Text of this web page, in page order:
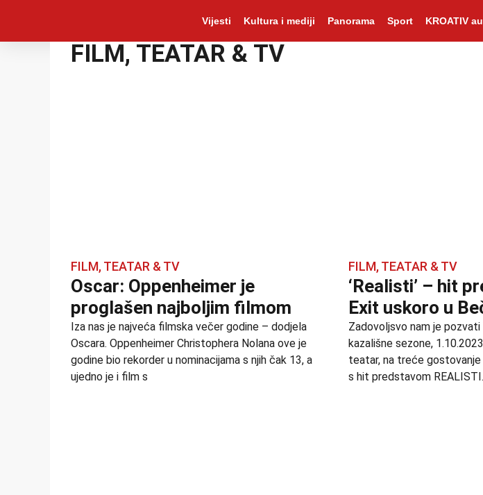
Vijesti Kultura i mediji Panorama Sport KROATIV
FILM, TEATAR & TV
FILM, TEATAR & TV
Oscar: Oppenheimer je
proglašen najboljim filmom
Iza nas je najveća filmska večer godine – dodjela
Oscara. Oppenheimer Christophera Nolana ove je
godine bio rekorder u nominacijama s njih čak 13, a
ujedno je i film s
FILM, TEATAR & TV
‘Realisti’ – hit
Exit uskoro u
Zadovoljsvo nam je
kazališne sezone,
teatar, na treće
s hit predstavom